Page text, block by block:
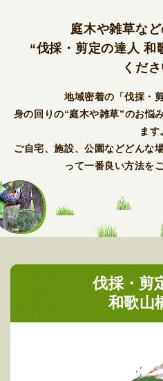
庭木や雑草な
“伐採・剪定の達人 和
くださ
地域密着の「伐採・
身の回りの“庭木や雑草”のお悩
ます
ご自宅、施設、公園などどんな
って一番良い方法を
伐採・剪
和歌山